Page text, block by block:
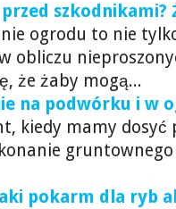
szkodnikami?
ogrodu to nie
obliczu
że żaby mogą...
na podwórku i w
kiedy mamy dosyć
pokarm dla ryb